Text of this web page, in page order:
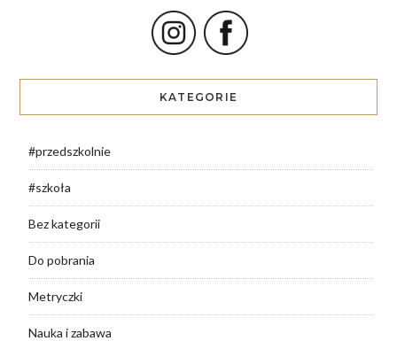
KATEGORIE
#przedszkolnie
#szkoła
Bez kategorii
Do pobrania
Metryczki
Nauka i zabawa